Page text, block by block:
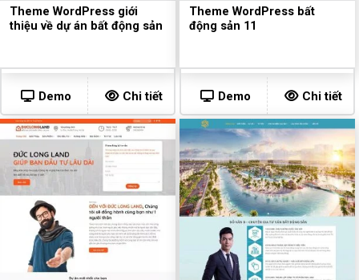
Theme WordPress giới
thiệu về dự án bất động sản
Demo Chi tiết
Theme WordPress bất
động sản 11
Demo Chi tiết